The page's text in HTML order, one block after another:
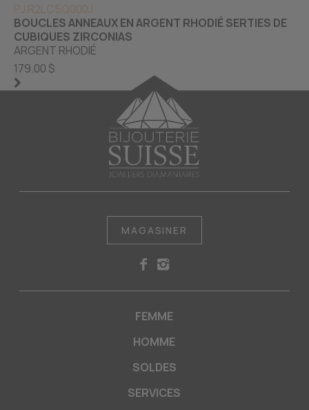
PJ R2LC5Q000J
BOUCLES ANNEAUX EN ARGENT RHODIÉ SERTIES DE
CUBIQUES ZIRCONIAS
ARGENT RHODIÉ
179.00 $
MAGASINER
FEMME
HOMME
SOLDES
SERVICES